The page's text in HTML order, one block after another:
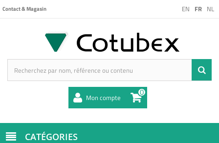
EN FR NL
Contact & Magasin
Mon compte 0
CATÉGORIES